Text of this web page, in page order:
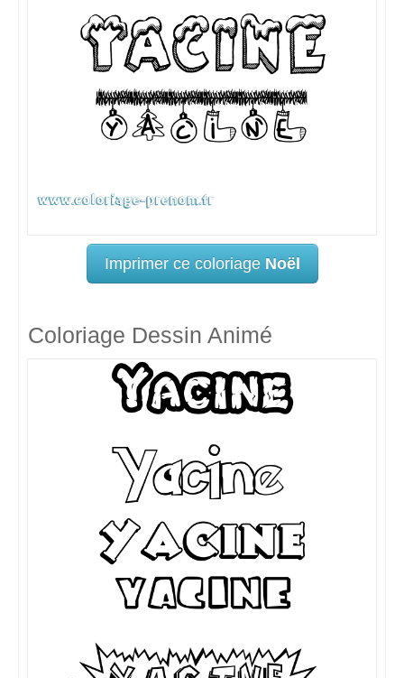
Imprimer ce coloriage Noël
Coloriage Dessin Animé